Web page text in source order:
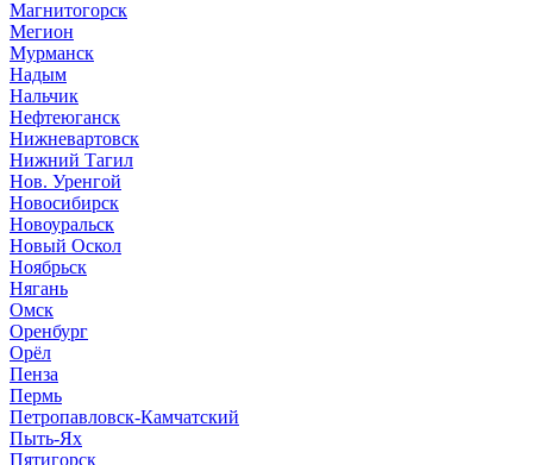
Магнитогорск
Мегион
Мурманск
Надым
Нальчик
Нефтеюганск
Нижневартовск
Нижний Тагил
Нов. Уренгой
Новосибирск
Новоуральск
Новый Оскол
Ноябрьск
Нягань
Омск
Оренбург
Орёл
Пенза
Пермь
Петропавловск-Камчатский
Пыть-Ях
Пятигорск